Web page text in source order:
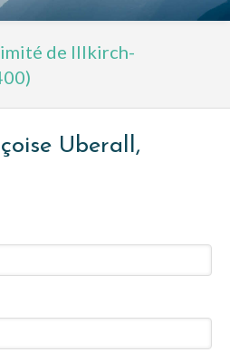
de Illkirch-
Uberall,